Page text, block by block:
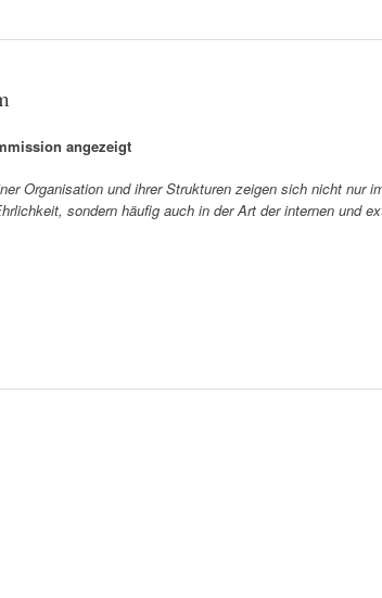
angezeigt
Organisation und ihrer Strukturen zeigen sich nicht nur
sondern häufig auch in der Art der internen und